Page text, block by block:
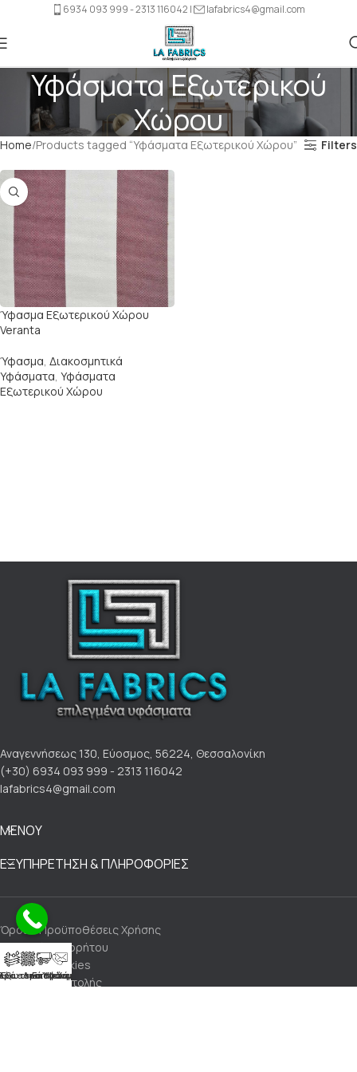
6934 093 999 - 2313 116042 | lafabrics4@gmail.com
Υφάσματα Εξωτερικού
Χώρου
Home Products tagged “Υφάσματα Εξωτερικού Χώρου” Filters
Ύφασμα Εξωτερικού Χώρου
Veranta
Ύφασμα Διακοσμητικά
Υφάσματα Υφάσματα
Εξωτερικού Χώρου
Αναγεννήσεως 130, Εύοσμος, 56224, Θεσσαλονίκη
(+30) 6934 093 999 - 2313 116042
lafabrics4@gmail.com
ΜΕΝΟΥ
ΕΞΥΠΗΡΕΤΗΣΗ & ΠΛΗΡΟΦΟΡΙΕΣ
Όροι & Προϋποθέσεις Χρήσης
Πολιτική Απορρήτου
Πολιτική Cookies
Τρόποι Αποστολής
Υφάσματα
- Λινά Υφάσματα
Εξωτερικού Χώρου
Επικοινωνία